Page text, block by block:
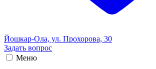
Йошкар-Ола, ул. Прохорова, 30
Задать вопрос
Меню